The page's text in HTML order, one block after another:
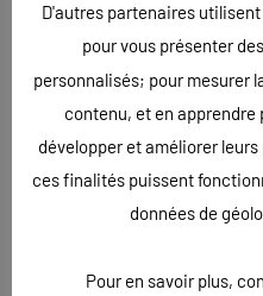
D'autres partenaires
pour vous présenter
personnalisés; pour mesurer
contenu, et en apprendre
développer et améliorer
ces finalités puissent
données de
Pour en savoir plus,